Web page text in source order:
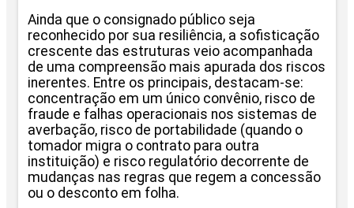
Ainda que o consignado público seja
reconhecido por sua resiliência, a sofisticação
crescente das estruturas veio acompanhada
de uma compreensão mais apurada dos riscos
inerentes. Entre os principais, destacam-se:
concentração em um único convênio, risco de
fraude e falhas operacionais nos sistemas de
averbação, risco de portabilidade (quando o
tomador migra o contrato para outra
instituição) e risco regulatório decorrente de
mudanças nas regras que regem a concessão
ou o desconto em folha.